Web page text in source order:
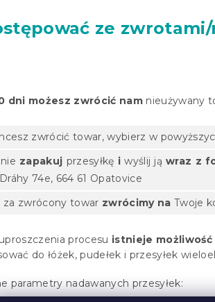
ze
dni możesz zwrócić nam nieużywany
zwrócić towar, wybierz w
zapakuj przesyłkę i wyślij jąwraz z
74e, 664 61 Opatovice
za zwrócony towar zwrócimy na Twoje
procesu istnieje
do łóżek, pudełek i przesyłek
parametry nadawanych przesyłek: